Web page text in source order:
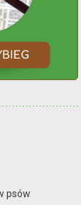
psów